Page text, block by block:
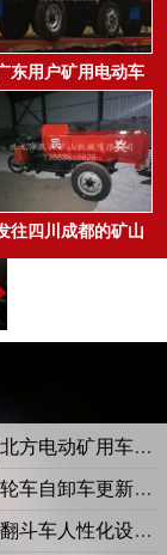
东用户矿用电动车
发货
往四川成都的矿山
用车是不是理想的运输工具？
车更新换代顺应低碳发展
车人性化设计易操作